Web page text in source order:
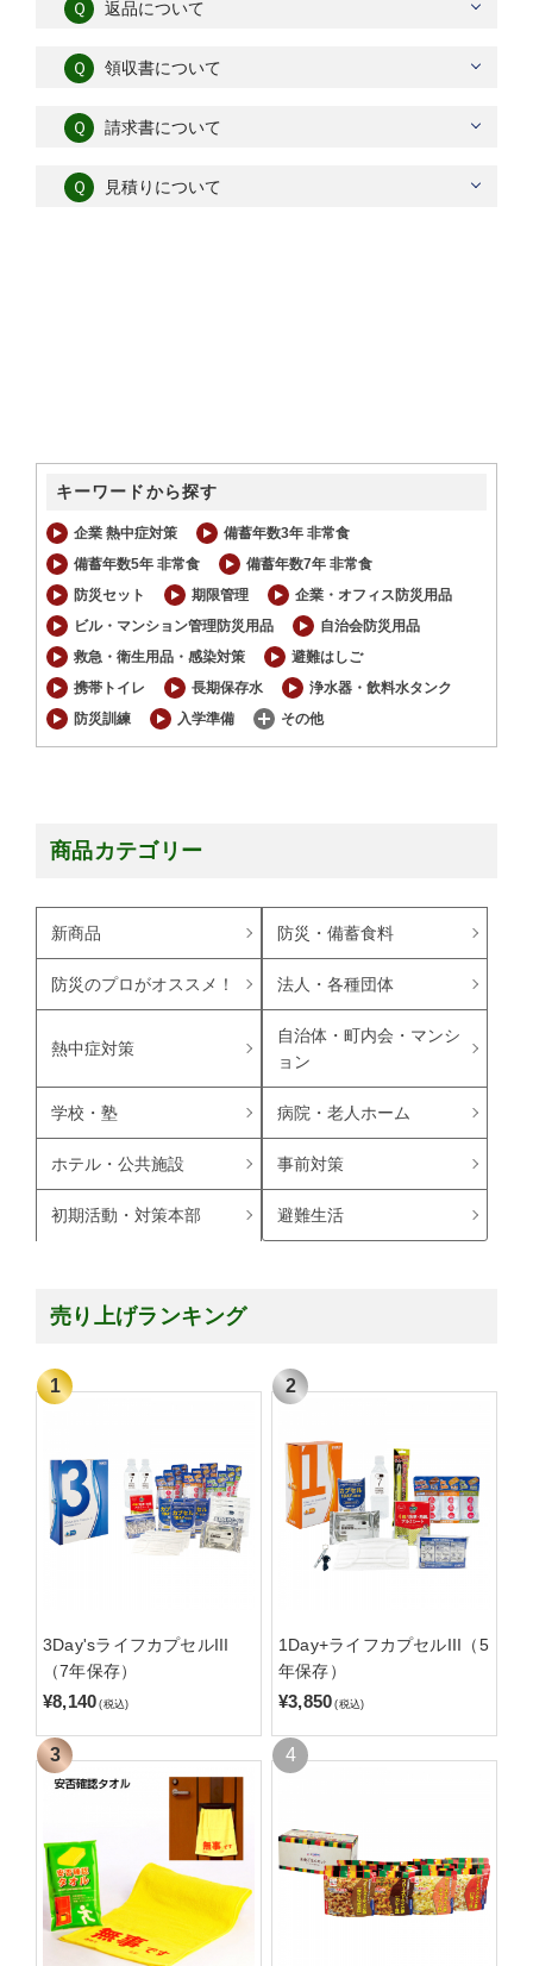
Ｑ 返品について
Ｑ 領収書について
Ｑ 請求書について
Ｑ 見積りについて
キーワードから探す
企業 熱中症対策
備蓄年数3年 非常食
備蓄年数5年 非常食
備蓄年数7年 非常食
防災セット
期限管理
企業・オフィス防災用品
ビル・マンション管理防災用品
自治会防災用品
救急・衛生用品・感染対策
避難はしご
携帯トイレ
長期保存水
浄水器・飲料水タンク
防災訓練
入学準備 その他
商品カテゴリー
新商品 防災・備蓄食料
防災のプロがオススメ！ 法人・各種団体
熱中症対策
自治体・町内会・マンシ
ョン
学校・塾 病院・老人ホーム
ホテル・公共施設 事前対策
初期活動・対策本部 避難生活
売り上げランキング
3Day'sライフカプセルIII
（7年保存）
¥8,140 (税込)
1Day+ライフカプセルIII（5
年保存）
¥3,850 (税込)